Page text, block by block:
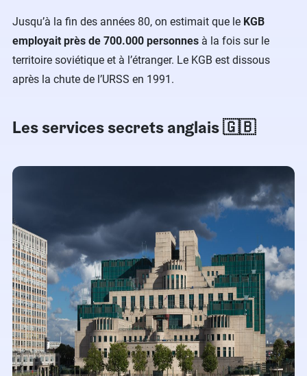
Jusqu’à la fin des années 80, on estimait que le KGB
employait près de 700.000 personnes à la fois sur le
territoire soviétique et à l’étranger. Le KGB est dissous
après la chute de l’URSS en 1991.
Les services secrets anglais 🇬🇧